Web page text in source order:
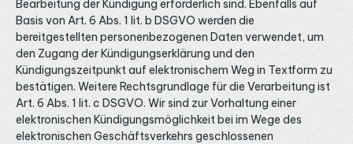
Bearbeitung der Kündigung erforderlich sind. Ebenfalls auf
Basis von Art. 6 Abs. 1 lit. b DSGVO werden die
bereitgestellten personenbezogenen Daten verwendet, um
den Zugang der Kündigungserklärung und den
Kündigungszeitpunkt auf elektronischem Weg in Textform zu
bestätigen. Weitere Rechtsgrundlage für die Verarbeitung ist
Art. 6 Abs. 1 lit. c DSGVO. Wir sind zur Vorhaltung einer
elektronischen Kündigungsmöglichkeit bei im Wege des
elektronischen Geschäftsverkehrs geschlossenen